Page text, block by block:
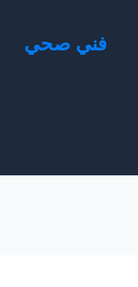
فني صحي